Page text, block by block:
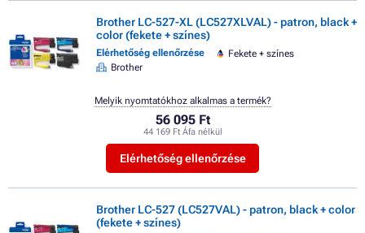
Brother LC-527-XL (LC527XLVAL) - patron, black +
color (fekete + színes)
Elérhetőség ellenőrzése
Fekete + színes
Brother
56 095 Ft
44 169 Ft Áfa nélkül
Elérhetőség ellenőrzése
Melyik nyomtatókhoz alkalmas a termék?
Brother LC-527 (LC527VAL) - patron, black + color
(fekete + színes)